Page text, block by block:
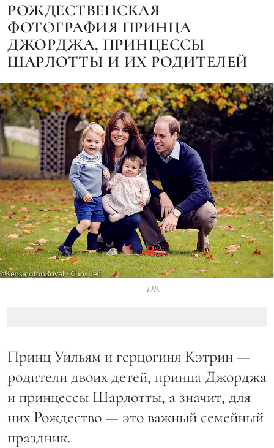
РОЖДЕСТВЕНСКАЯ
ФОТОГРАФИЯ ПРИНЦА
ДЖОРДЖА, ПРИНЦЕССЫ
ШАРЛОТТЫ И ИХ РОДИТЕЛЕЙ
DR
Принц Уильям и герцогиня Кэтрин —
родители двоих детей, принца Джорджа
и принцессы Шарлотты, а значит, для
них Рождество — это важный семейный
праздник.